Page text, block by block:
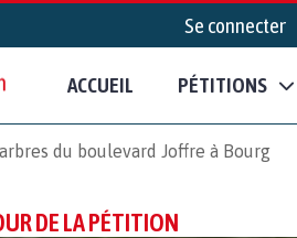
Se connecter
ACCUEIL PÉTITIONS
du boulevard Joffre à Bourg
DE LA PÉTITION